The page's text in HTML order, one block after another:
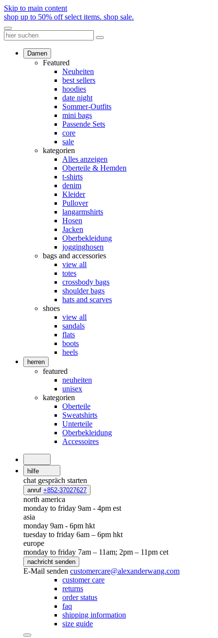
Skip to main content
shop up to 50% off select items. shop sale.
Damen
Featured
Neuheiten
best sellers
hoodies
date night
Sommer-Outfits
mini bags
Passende Sets
core
sale
kategorien
Alles anzeigen
Oberteile & Hemden
t-shirts
denim
Kleider
Pullover
langarmshirts
Hosen
Jacken
Oberbekleidung
jogginghosen
bags and accessories
view all
totes
crossbody bags
shoulder bags
hats and scarves
shoes
view all
sandals
flats
boots
heels
herren
featured
neuheiten
unisex
kategorien
Oberteile
Sweatshirts
Unterteile
Oberbekleidung
Accessoires
hilfe
chat gespräch starten
anruf +852-37027627
north america
monday to friday 9am - 4pm est
asia
monday 9am - 6pm hkt
tuesday to friday 6am – 6pm hkt
europe
monday to friday 7am – 11am; 2pm – 11pm cet
nachricht senden
E-Mail senden customercare@alexanderwang.com
customer care
returns
order status
faq
shipping information
size guide